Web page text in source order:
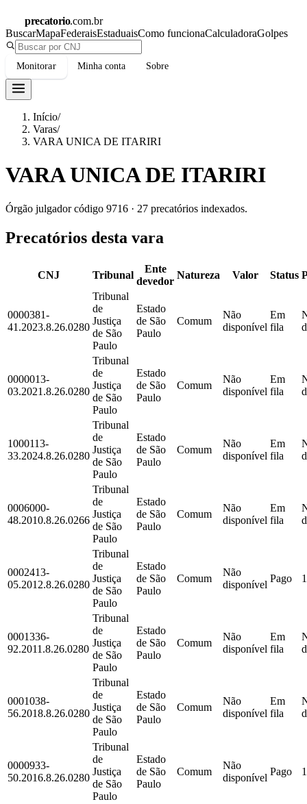
precatorio.com.br
BuscarMapaFederaisEstaduaisComo funcionaCalculadoraGolpes
Monitorar Minha conta Sobre
Início/
Varas/
VARA UNICA DE ITARIRI
VARA UNICA DE ITARIRI
Órgão julgador código 9716 · 27 precatórios indexados.
Precatórios desta vara
CNJ Tribunal
Ente
devedor
Natureza Valor Status
0000381-
41.2023.8.26.0280
Tribunal
de
Justiça
de São
Paulo
Estado
de São
Paulo
Comum
Não
disponível
Em
fila
0000013-
03.2021.8.26.0280
Tribunal
de
Justiça
de São
Paulo
Estado
de São
Paulo
Comum
Não
disponível
Em
fila
1000113-
33.2024.8.26.0280
Tribunal
de
Justiça
de São
Paulo
Estado
de São
Paulo
Comum
Não
disponível
Em
fila
0006000-
48.2010.8.26.0266
Tribunal
de
Justiça
de São
Paulo
Estado
de São
Paulo
Comum
Não
disponível
Em
fila
0002413-
05.2012.8.26.0280
Tribunal
de
Justiça
de São
Paulo
Estado
de São
Paulo
Comum
Não
disponível
Pago
0001336-
92.2011.8.26.0280
Tribunal
de
Justiça
de São
Paulo
Estado
de São
Paulo
Comum
Não
disponível
Em
fila
0001038-
56.2018.8.26.0280
Tribunal
de
Justiça
de São
Paulo
Estado
de São
Paulo
Comum
Não
disponível
Em
fila
0000933-
50.2016.8.26.0280
Tribunal
de
Justiça
de São
Paulo
Estado
de São
Paulo
Comum
Não
disponível
Pago